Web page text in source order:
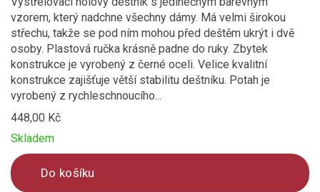
vzorem, který nadchne všechny dámy. Má velmi širokou
střechu, takže se pod ním mohou před deštěm ukrýt i dvě
osoby. Plastová ručka krásně padne do ruky. Zbytek
konstrukce je vyrobený z černé oceli. Velice kvalitní
konstrukce zajišťuje větší stabilitu deštníku. Potah je
vyrobený z rychleschnoucího...
448,00 Kč
Skladem
Do košíku